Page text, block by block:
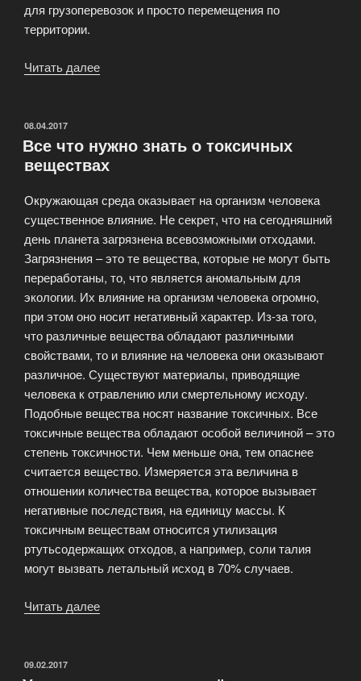
для грузоперевозок и просто перемещения по
территории.
Читать далее
и
медицинских
ОПУБЛИКОВАНО
08.04.2017
Все что нужно знать о токсичных
веществах
Окружающая среда оказывает на организм человека
существенное влияние. Не секрет, что на сегодняшний
день планета загрязнена всевозможными отходами.
Загрязнения – это те вещества, которые не могут быть
переработаны, то, что является аномальным для
экологии. Их влияние на организм человека огромно,
при этом оно носит негативный характер. Из-за того,
что различные вещества обладают различными
свойствами, то и влияние на человека они оказывают
различное. Существуют материалы, приводящие
человека к отравлению или смертельному исходу.
Подобные вещества носят название токсичных. Все
токсичные вещества обладают особой величиной – это
степень токсичности. Чем меньше она, тем опаснее
считается вещество. Измеряется эта величина в
отношении количества вещества, которое вызывает
негативные последствия, на единицу массы. К
токсичным веществам относится утилизация
ртутьсодержащих отходов, а например, соли талия
могут вызвать летальный исход в 70% случаев.
Читать далее
ОПУБЛИКОВАНО
09.02.2017